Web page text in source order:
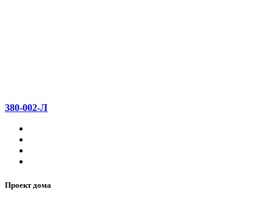
380-002-Л
Проект дома